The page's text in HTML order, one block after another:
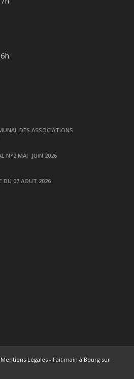
DES ASSOCIATIONS
N°2 MAI- JUIN 2026
DU 07 AOUT 2026
Mentions Légales- Fait main à Bourg sur